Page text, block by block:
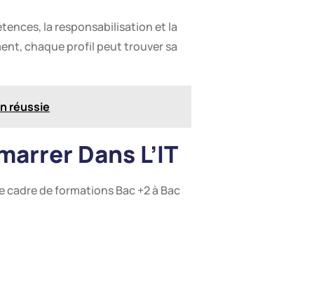
la responsabilisation et la
chaque profil peut trouver sa
réussie
Dans L’IT
de formations Bac +2 à Bac